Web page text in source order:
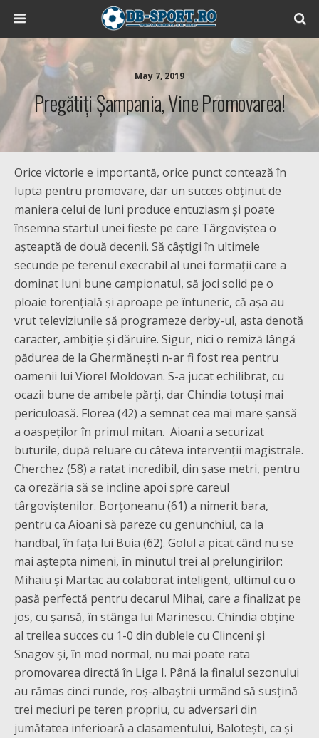
May 7, 2019
Pregătiți Șampania, Vine Promovarea!
Orice victorie e importantă, orice punct contează în
lupta pentru promovare, dar un succes obținut de
maniera celui de luni produce entuziasm și poate
însemna startul unei fieste pe care Târgoviștea o
așteaptă de două decenii. Să câștigi în ultimele
secunde pe terenul execrabil al unei formații care a
dominat luni bune campionatul, să joci solid pe o
ploaie torențială și aproape pe întuneric, că așa au
vrut televiziunile să programeze derby-ul, asta denotă
caracter, ambiție și dăruire. Sigur, nici o remiză lângă
pădurea de la Ghermănești n-ar fi fost rea pentru
oamenii lui Viorel Moldovan. S-a jucat echilibrat, cu
ocazii bune de ambele părți, dar Chindia totuși mai
periculoasă. Florea (42) a semnat cea mai mare șansă
a oaspeților în primul mitan. Aioani a securizat
buturile, după reluare cu câteva intervenții magistrale.
Cherchez (58) a ratat incredibil, din șase metri, pentru
ca orezăria să se incline apoi spre careul
târgoviștenilor. Borțoneanu (61) a nimerit bara,
pentru ca Aioani să pareze cu genunchiul, ca la
handbal, în fața lui Buia (62). Golul a picat când nu se
mai aștepta nimeni, în minutul trei al prelungirilor:
Mihaiu și Martac au colaborat inteligent, ultimul cu o
pasă perfectă pentru decarul Mihai, care a finalizat pe
jos, cu șansă, în stânga lui Marinescu. Chindia obține
al treilea succes cu 1-0 din dublele cu Clinceni și
Snagov și, în mod normal, nu mai poate rata
promovarea directă în Liga I. Până la finalul sezonului
au rămas cinci runde, roș-albaștrii urmând să susțină
trei meciuri pe teren propriu, cu adversari din
jumătatea inferioară a clasamentului, Balotești, ca și